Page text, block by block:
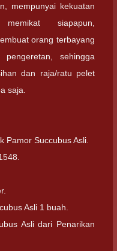
mempunyai kekuatan
siapapun,
orang terbayang
sehingga
dan raja/ratu pelet
saja.
Pamor Succubus Asli.
Asli 1 buah.
Asli dari Penarikan